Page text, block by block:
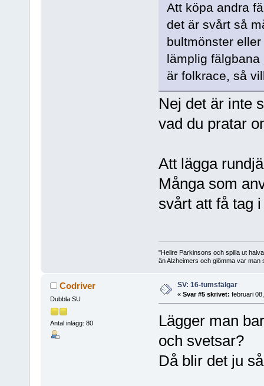
Att köpa andra
det är svårt så
bultmönster
lämplig
är folkrace, så
Nej det är inte
vad du pratar
Att lägga
Många som
svårt att få tag
"Hellre Parkinsons och spilla ut
än Alzheimers och glömma var man
Codriver
Dubbla SU
Antal inlägg: 80
SV: 16-tumsfälgar
« Svar #5 skrivet: februari
Lägger man
och svetsar?
Då blir det ju